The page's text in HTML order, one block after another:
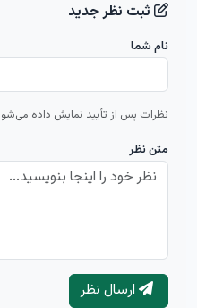
ثبت نظر جدید
نام شما
نظرات پس از تأیید نمایش داده
متن نظر
ارسال نظر